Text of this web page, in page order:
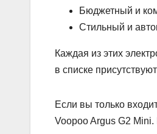
Бюджетный и
Стильный и
Каждая из этих
в списке
Если вы только
Voopoo Argus G2